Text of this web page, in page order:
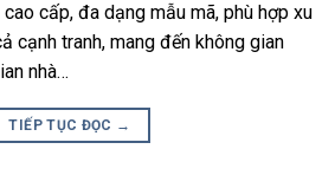
cấp, đa dạng mẫu mã, phù hợp xu
cạnh tranh, mang đến không gian
nhà…
TIẾP TỤC ĐỌC →